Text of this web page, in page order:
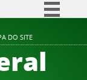
DO SITE
BR